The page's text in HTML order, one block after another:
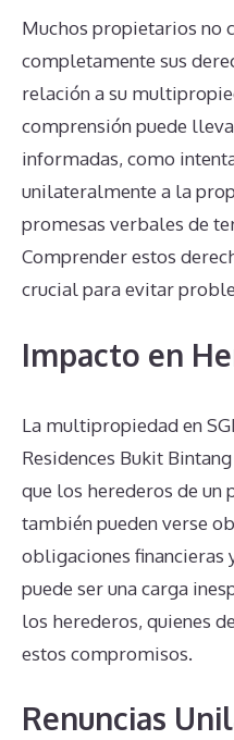
Muchos propietarios no
completamente sus
relación a su
comprensión puede
informadas, como
unilateralmente a la
promesas verbales de
Comprender estos
crucial para evitar
Impacto en
La multipropiedad en
Residences Bukit
que los herederos de
también pueden verse
obligaciones financieras
puede ser una carga
los herederos, quienes
estos compromisos.
Renuncias